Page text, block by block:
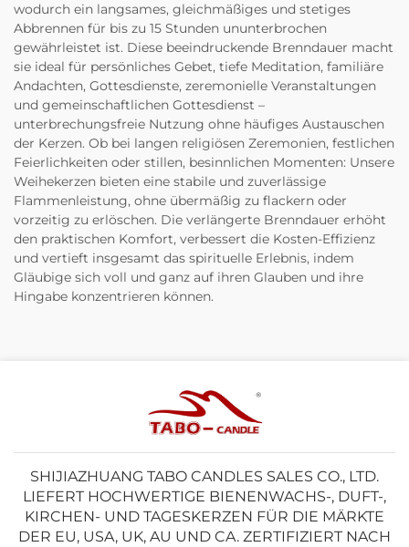
wodurch ein langsames, gleichmäßiges und stetiges
Abbrennen für bis zu 15 Stunden ununterbrochen
gewährleistet ist. Diese beeindruckende Brenndauer macht
sie ideal für persönliches Gebet, tiefe Meditation, familiäre
Andachten, Gottesdienste, zeremonielle Veranstaltungen
und gemeinschaftlichen Gottesdienst –
unterbrechungsfreie Nutzung ohne häufiges Austauschen
der Kerzen. Ob bei langen religiösen Zeremonien, festlichen
Feierlichkeiten oder stillen, besinnlichen Momenten: Unsere
Weihekerzen bieten eine stabile und zuverlässige
Flammenleistung, ohne übermäßig zu flackern oder
vorzeitig zu erlöschen. Die verlängerte Brenndauer erhöht
den praktischen Komfort, verbessert die Kosten-Effizienz
und vertieft insgesamt das spirituelle Erlebnis, indem
Gläubige sich voll und ganz auf ihren Glauben und ihre
Hingabe konzentrieren können.
SHIJIAZHUANG TABO CANDLES SALES CO., LTD.
LIEFERT HOCHWERTIGE BIENENWACHS-, DUFT-,
KIRCHEN- UND TAGESKERZEN FÜR DIE MÄRKTE
DER EU, USA, UK, AU UND CA. ZERTIFIZIERT NACH